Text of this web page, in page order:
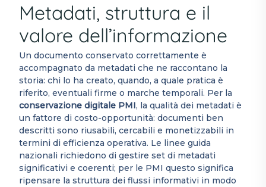
Metadati, struttura e il
valore dell’informazione
Un documento conservato correttamente è
accompagnato da metadati che ne raccontano la
storia: chi lo ha creato, quando, a quale pratica è
riferito, eventuali firme o marche temporali. Per la
conservazione digitale PMI, la qualità dei metadati è
un fattore di costo-opportunità: documenti ben
descritti sono riusabili, cercabili e monetizzabili in
termini di efficienza operativa. Le linee guida
nazionali richiedono di gestire set di metadati
significativi e coerenti; per le PMI questo significa
ripensare la struttura dei flussi informativi in modo